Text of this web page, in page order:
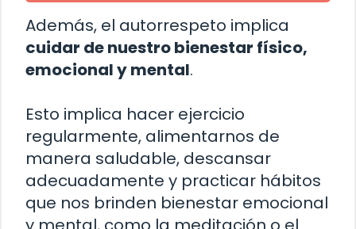
Además, el autorrespeto implica
cuidar de nuestro bienestar físico,
emocional y mental.
Esto implica hacer ejercicio
regularmente, alimentarnos de
manera saludable, descansar
adecuadamente y practicar hábitos
que nos brinden bienestar emocional